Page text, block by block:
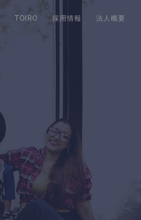
TOIRO 採用情報 法人概要